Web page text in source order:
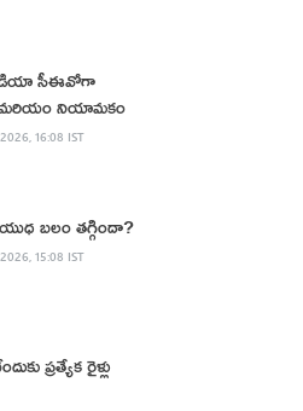
సీఈవోగా
నియామకం
16:08 IST
బలం తగ్గిందా?
15:08 IST
ప్రత్యేక రైళ్లు